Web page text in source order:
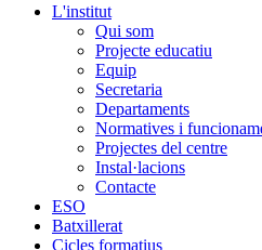
L'institut
Qui som
Projecte educatiu
Equip
Secretaria
Departaments
Normatives i
Projectes del centre
Instal·lacions
Contacte
ESO
Batxillerat
Cicles formatius